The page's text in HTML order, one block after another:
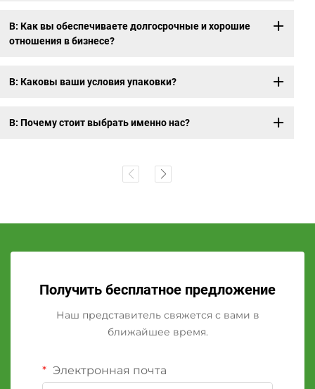
В: Как вы обеспечиваете долгосрочные и хорошие
отношения в бизнесе?
В: Каковы ваши условия упаковки?
В: Почему стоит выбрать именно нас?
Получить бесплатное предложение
Наш представитель свяжется с вами в
ближайшее время.
Электронная почта